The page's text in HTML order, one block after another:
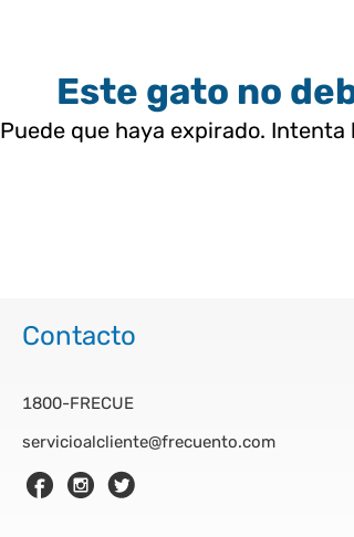
Este gato no
Puede que haya expirado.
Contacto
1800-FRECUE
servicioalcliente@frecuento.com